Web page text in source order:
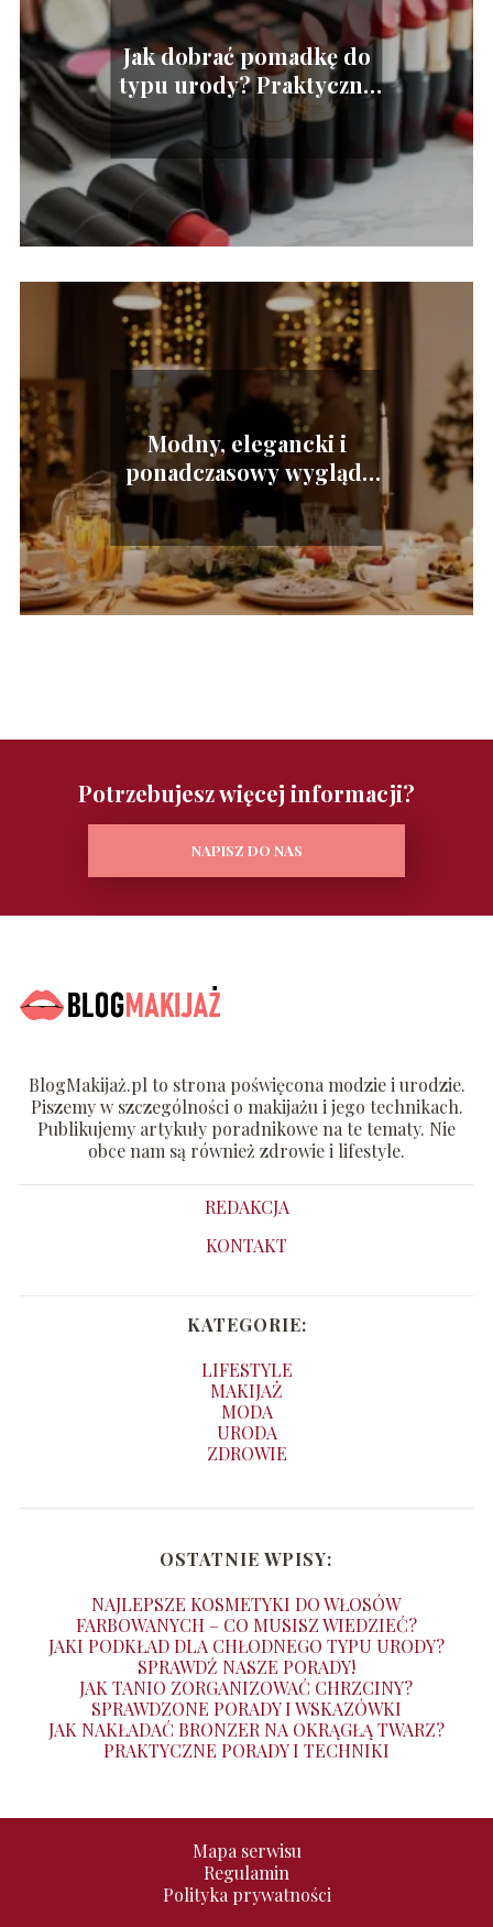
Jak dobrać pomadkę do
typu urody? Praktyczne
porady i wskazówki
Modny, elegancki i
ponadczasowy wygląd,
czyli jaki strój na wigilię
wybrać
Potrzebujesz więcej informacji?
NAPISZ DO NAS
BlogMakijaż.pl to strona poświęcona modzie i urodzie.
Piszemy w szczególności o makijażu i jego technikach.
Publikujemy artykuły poradnikowe na te tematy. Nie
obce nam są również zdrowie i lifestyle.
REDAKCJA
KONTAKT
KATEGORIE:
LIFESTYLE
MAKIJAŻ
MODA
URODA
ZDROWIE
OSTATNIE WPISY:
NAJLEPSZE KOSMETYKI DO WŁOSÓW
FARBOWANYCH – CO MUSISZ WIEDZIEĆ?
JAKI PODKŁAD DLA CHŁODNEGO TYPU URODY?
SPRAWDŹ NASZE PORADY!
JAK TANIO ZORGANIZOWAĆ CHRZCINY?
SPRAWDZONE PORADY I WSKAZÓWKI
JAK NAKŁADAĆ BRONZER NA OKRĄGŁĄ TWARZ?
PRAKTYCZNE PORADY I TECHNIKI
Mapa serwisu
Regulamin
Polityka prywatności